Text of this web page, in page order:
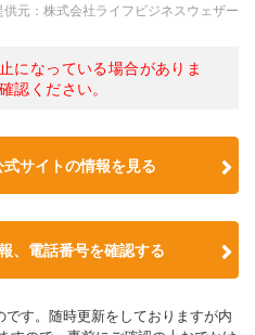
供元：株式会社ライフビジネスウェザー
になっている場合がありま
認ください。
サイトの情報を見る
、電話番号を確認する
す。随時更新をしておりますが内